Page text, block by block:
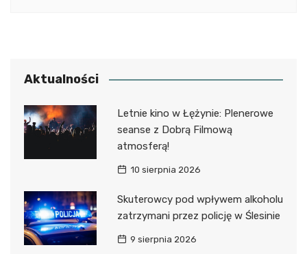
Aktualności
Letnie kino w Łężynie: Plenerowe
seanse z Dobrą Filmową
atmosferą!
10 sierpnia 2026
Skuterowcy pod wpływem alkoholu
zatrzymani przez policję w Ślesinie
9 sierpnia 2026